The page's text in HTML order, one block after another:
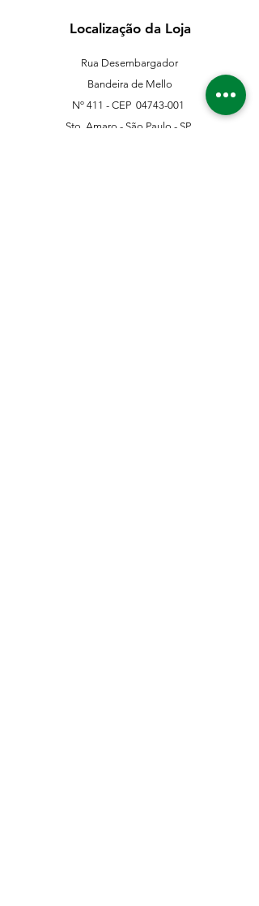
Localização da Loja
Rua Desembargador
Bandeira de Mello
Nº 411 - CEP 04743-001
Sto. Amaro - São Paulo - SP